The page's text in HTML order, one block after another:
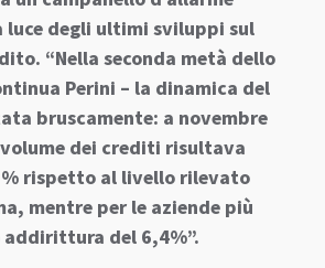
degli ultimi sviluppi sul
“Nella seconda metà dello
Perini – la dinamica del
bruscamente: a novembre
dei crediti risultava
rispetto al livello rilevato
mentre per le aziende più
addirittura del 6,4%”.